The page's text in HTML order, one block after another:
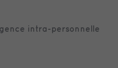
intra-personnelle